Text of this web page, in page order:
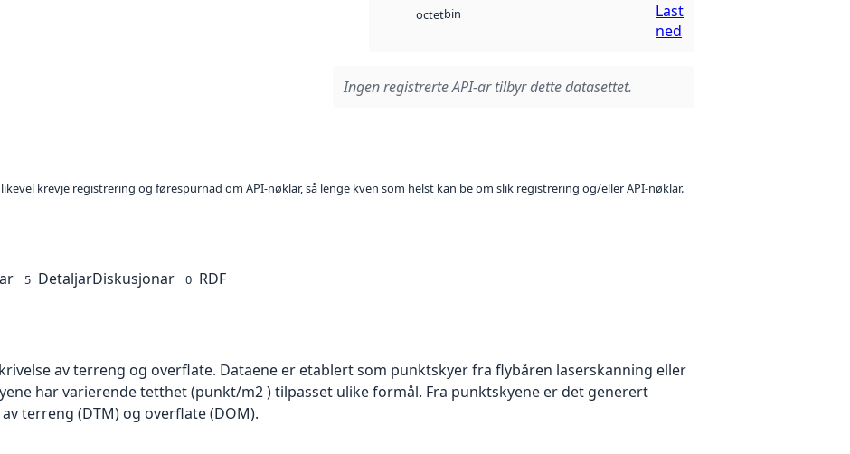
octetbin
Last
ned
Ingen registrerte API-ar tilbyr dette datasettet.
krevje registrering og førespurnad om API-nøklar, så lenge kven som helst kan be om slik registrering og/eller API-nøklar.
5 DetaljarDiskusjonar 0 RDF
av terreng og overflate. Dataene er etablert som punktskyer fra flybåren laserskanning eller
har varierende tetthet (punkt/m2 ) tilpasset ulike formål. Fra punktskyene er det generert
terreng (DTM) og overflate (DOM).